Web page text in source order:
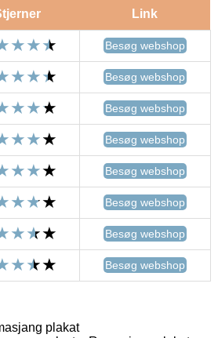
Link
Besøg webshop
Besøg webshop
Besøg webshop
Besøg webshop
Besøg webshop
Besøg webshop
Besøg webshop
Besøg webshop
plakat